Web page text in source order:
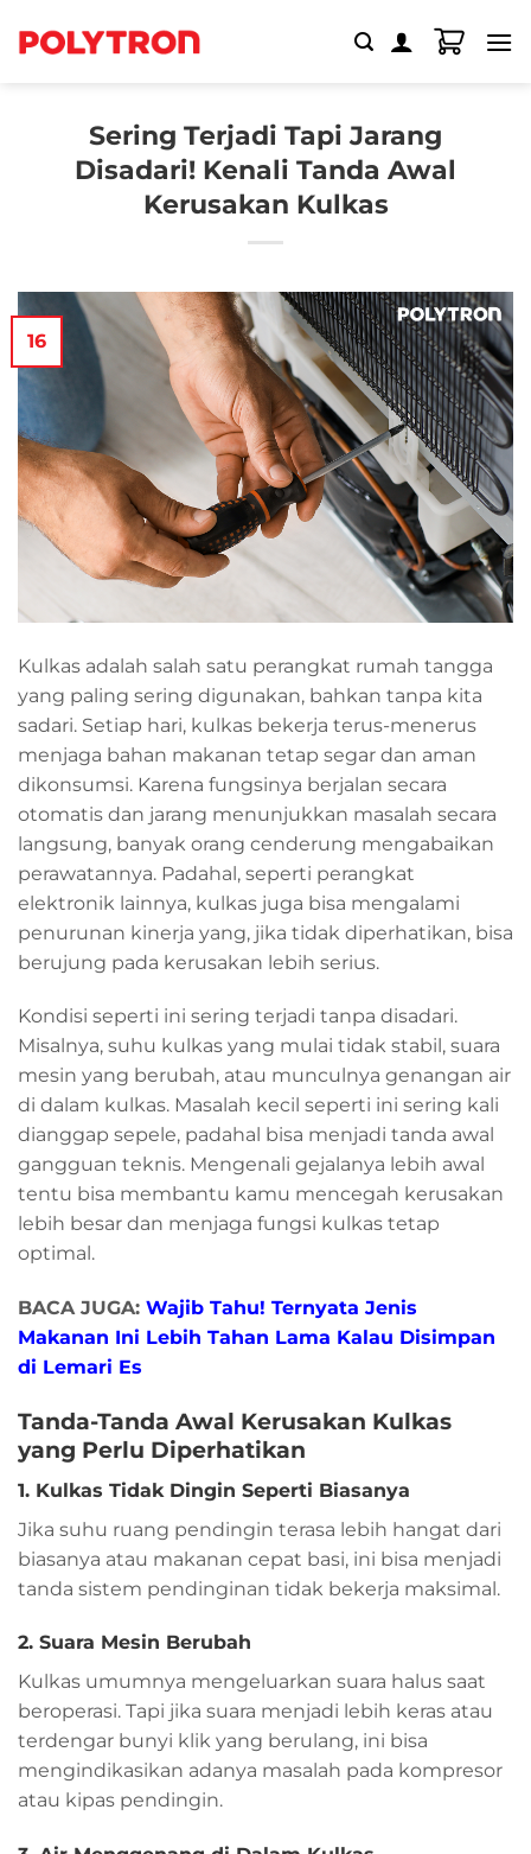
Sering Terjadi Tapi Jarang
Disadari! Kenali Tanda Awal
Kerusakan Kulkas
16
Kulkas adalah salah satu perangkat rumah tangga
yang paling sering digunakan, bahkan tanpa kita
sadari. Setiap hari, kulkas bekerja terus-menerus
menjaga bahan makanan tetap segar dan aman
dikonsumsi. Karena fungsinya berjalan secara
otomatis dan jarang menunjukkan masalah secara
langsung, banyak orang cenderung mengabaikan
perawatannya. Padahal, seperti perangkat
elektronik lainnya, kulkas juga bisa mengalami
penurunan kinerja yang, jika tidak diperhatikan, bisa
berujung pada kerusakan lebih serius.
Kondisi seperti ini sering terjadi tanpa disadari.
Misalnya, suhu kulkas yang mulai tidak stabil, suara
mesin yang berubah, atau munculnya genangan air
di dalam kulkas. Masalah kecil seperti ini sering kali
dianggap sepele, padahal bisa menjadi tanda awal
gangguan teknis. Mengenali gejalanya lebih awal
tentu bisa membantu kamu mencegah kerusakan
lebih besar dan menjaga fungsi kulkas tetap
optimal.
BACA JUGA: Wajib Tahu! Ternyata Jenis
Makanan Ini Lebih Tahan Lama Kalau Disimpan
di Lemari Es
Tanda-Tanda Awal Kerusakan Kulkas
yang Perlu Diperhatikan
1. Kulkas Tidak Dingin Seperti Biasanya
Jika suhu ruang pendingin terasa lebih hangat dari
biasanya atau makanan cepat basi, ini bisa menjadi
tanda sistem pendinginan tidak bekerja maksimal.
2. Suara Mesin Berubah
Kulkas umumnya mengeluarkan suara halus saat
beroperasi. Tapi jika suara menjadi lebih keras atau
terdengar bunyi klik yang berulang, ini bisa
mengindikasikan adanya masalah pada kompresor
atau kipas pendingin.